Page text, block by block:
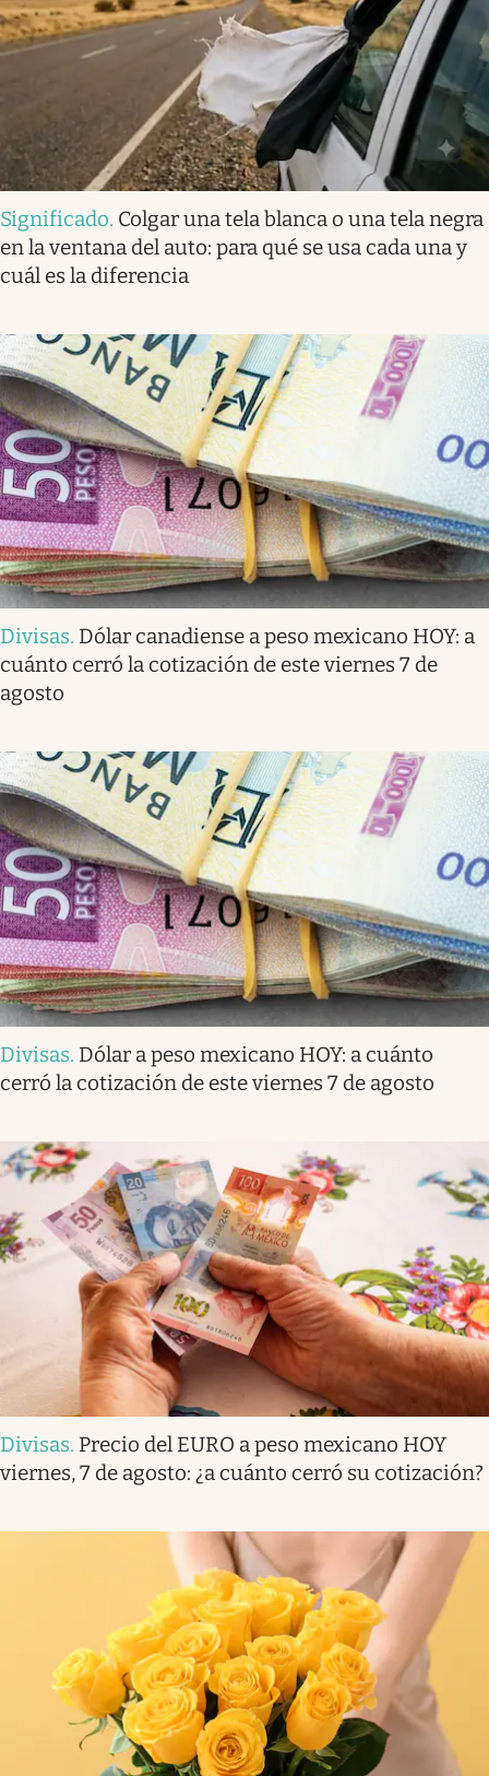
Significado. Colgar una tela blanca o una tela negra
en la ventana del auto: para qué se usa cada una y
cuál es la diferencia
Divisas. Dólar canadiense a peso mexicano HOY: a
cuánto cerró la cotización de este viernes 7 de
agosto
Divisas. Dólar a peso mexicano HOY: a cuánto
cerró la cotización de este viernes 7 de agosto
Divisas. Precio del EURO a peso mexicano HOY
viernes, 7 de agosto: ¿a cuánto cerró su cotización?